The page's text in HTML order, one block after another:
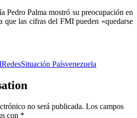
Pedro Palma mostró su preocupación en
que las cifras del FMI pueden «quedarse
RedesSituación Paísvenezuela
no será publicada. Los campos
con *